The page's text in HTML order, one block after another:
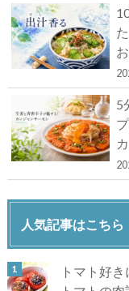
5
人気記事はこちら
トマト好